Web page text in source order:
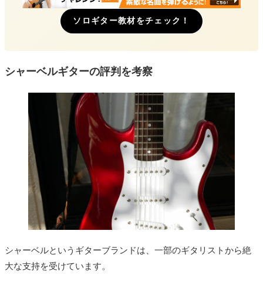
ソロギター教材をチェック！
シャーベルギターの評判を考察
シャーベルというギターブランドは、一部のギタリストから絶
大な支持を受けています。